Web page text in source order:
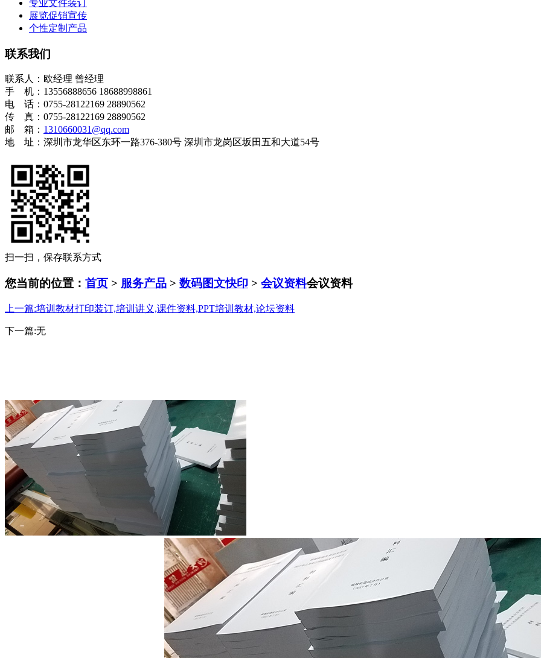
专业文件装订
展览促销宣传
个性定制产品
联系我们
联系人：欧经理 曾经理
手 机：13556888656 18688998861
电 话：0755-28122169 28890562
传 真：0755-28122169 28890562
邮 箱： 1310660031@qq.com
地 址：深圳市龙华区东环一路376-380号 深圳市龙岗区坂田五和大道54号
扫一扫，保存联系方式
您当前的位置： 首页 > 服务产品 > 数码图文快印 > 会议资料会议资料
上一篇:培训教材打印装订,培训讲义,课件资料,PPT培训教材,论坛资料
下一篇:无